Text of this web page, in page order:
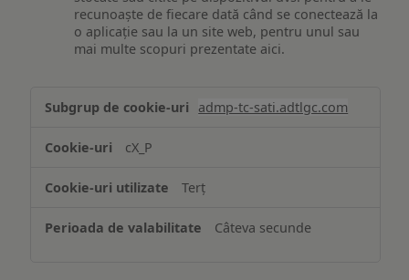
recunoaște de fiecare dată când se conectează la
o aplicație sau la un site web, pentru unul sau
mai multe scopuri prezentate aici.
și/sau
informațiilor
pe
dispozitiv
admp-tc-sati.adtlgc.com
cX_P
Terț
Câteva secunde